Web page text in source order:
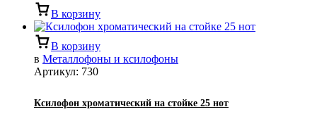
В корзину
В корзину
в Металлофоны и ксилофоны
Артикул: 730
Ксилофон хроматический на стойке 25 нот